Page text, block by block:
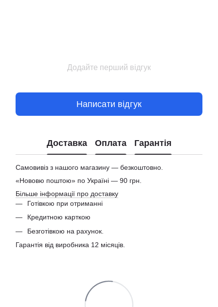
Додайте перший відгук
Написати відгук
Доставка Оплата Гарантія
Самовивіз з нашого магазину — безкоштовно.
«Нововю поштою» по Україні — 90 грн.
Більше інформації про доставку
Готівкою при отриманні
Кредитною карткою
Безготівкою на рахунок.
Гарантія від виробника 12 місяців.